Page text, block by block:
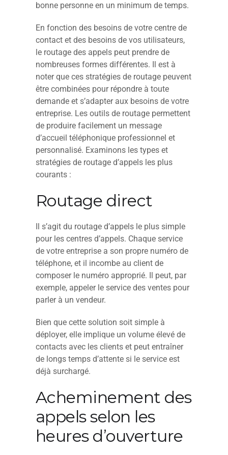
bonne personne en un minimum de temps.
En fonction des besoins de votre centre de
contact et des besoins de vos utilisateurs,
le routage des appels peut prendre de
nombreuses formes différentes. Il est à
noter que ces stratégies de routage peuvent
être combinées pour répondre à toute
demande et s’adapter aux besoins de votre
entreprise. Les outils de routage permettent
de produire facilement un message
d’accueil téléphonique professionnel et
personnalisé. Examinons les types et
stratégies de routage d’appels les plus
courants :
Routage direct
Il s’agit du routage d’appels le plus simple
pour les centres d’appels. Chaque service
de votre entreprise a son propre numéro de
téléphone, et il incombe au client de
composer le numéro approprié. Il peut, par
exemple, appeler le service des ventes pour
parler à un vendeur.
Bien que cette solution soit simple à
déployer, elle implique un volume élevé de
contacts avec les clients et peut entraîner
de longs temps d’attente si le service est
déjà surchargé.
Acheminement des
appels selon les
heures d’ouverture